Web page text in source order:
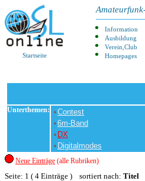
Startseite
Information
Ausbildung
Verein,Club
Homepages
Unterthemen: Contest
6m-Band
DX
Digitalmodes
Neue Einträge (alle Rubriken)
Seite: 1 ( 4 Einträge ) sortiert nach: Titel